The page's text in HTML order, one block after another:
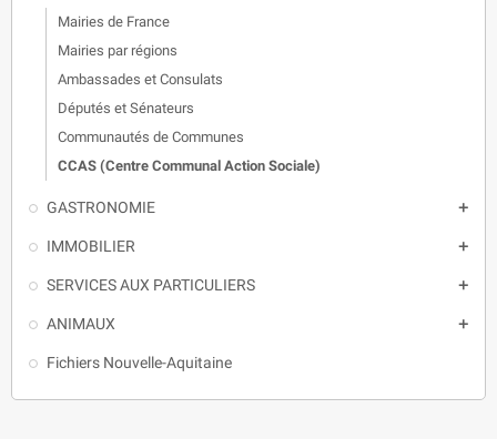
Mairies de France
Mairies par régions
Ambassades et Consulats
Députés et Sénateurs
Communautés de Communes
CCAS (Centre Communal Action Sociale)
GASTRONOMIE 
IMMOBILIER 
SERVICES AUX PARTICULIERS 
ANIMAUX 
Fichiers Nouvelle-Aquitaine